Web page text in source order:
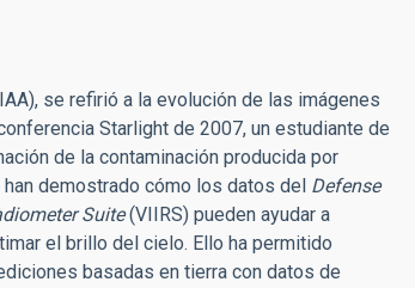
se refirió a la evolución de las imágenes
Starlight de 2007, un estudiante de
de la contaminación producida por
demostrado cómo los datos del Defense
Suite(VIIRS) pueden ayudar a
el brillo del cielo. Ello ha permitido
basadas en tierra con datos de